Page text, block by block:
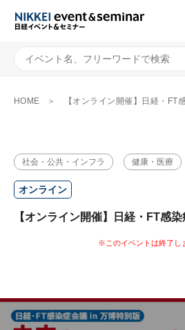
HOME 【オンライン開催】日経・FT
社会・公共・インフラ 健康・医療
オンライン
【オンライン開催】日経・FT感